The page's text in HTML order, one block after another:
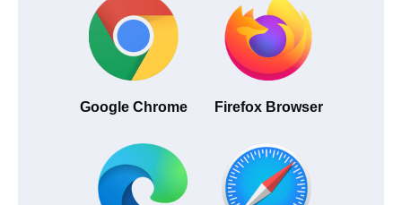
Google Chrome Firefox Browser